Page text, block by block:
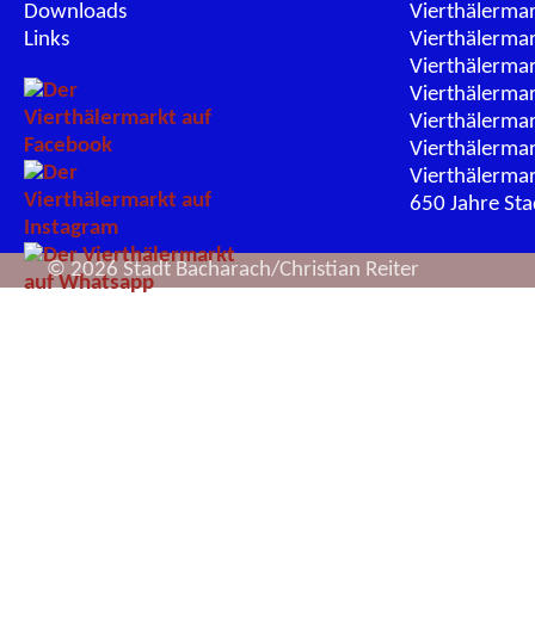
Downloads
Links
650 Jahre
© 2026 Stadt Bacharach/Christian Reiter